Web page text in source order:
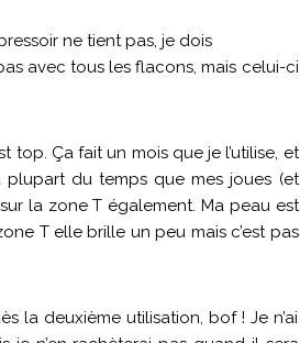
ne tient pas, je dois
avec tous les flacons, mais celui-ci
Ça fait un mois que je l’utilise, et
plupart du temps que mes joues (et
la zone T également. Ma peau est
T elle brille un peu mais c’est pas
la deuxième utilisation, bof ! Je n’ai